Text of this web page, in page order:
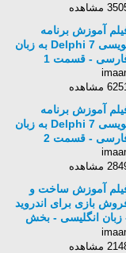
مشاهده
آموزش برنامه
نویسی Delphi 7 به زبان
- قسمت 1
مشاهده
آموزش برنامه
نویسی Delphi 7 به زبان
- قسمت 2
مشاهده
آموزش ساخت و
بازی برای اندروید
زبان انگلیسی - بخش
مشاهده